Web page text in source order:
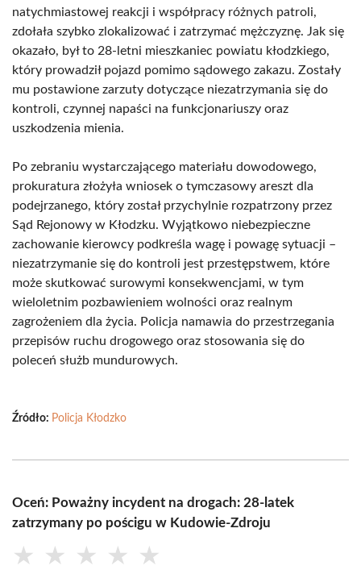
natychmiastowej reakcji i współpracy różnych patroli,
zdołała szybko zlokalizować i zatrzymać mężczyznę. Jak się
okazało, był to 28-letni mieszkaniec powiatu kłodzkiego,
który prowadził pojazd pomimo sądowego zakazu. Zostały
mu postawione zarzuty dotyczące niezatrzymania się do
kontroli, czynnej napaści na funkcjonariuszy oraz
uszkodzenia mienia.
Po zebraniu wystarczającego materiału dowodowego,
prokuratura złożyła wniosek o tymczasowy areszt dla
podejrzanego, który został przychylnie rozpatrzony przez
Sąd Rejonowy w Kłodzku. Wyjątkowo niebezpieczne
zachowanie kierowcy podkreśla wagę i powagę sytuacji –
niezatrzymanie się do kontroli jest przestępstwem, które
może skutkować surowymi konsekwencjami, w tym
wieloletnim pozbawieniem wolności oraz realnym
zagrożeniem dla życia. Policja namawia do przestrzegania
przepisów ruchu drogowego oraz stosowania się do
poleceń służb mundurowych.
Źródło: Policja Kłodzko
Oceń: Poważny incydent na drogach: 28-latek
zatrzymany po pościgu w Kudowie-Zdroju
★ ★ ★ ★ ★